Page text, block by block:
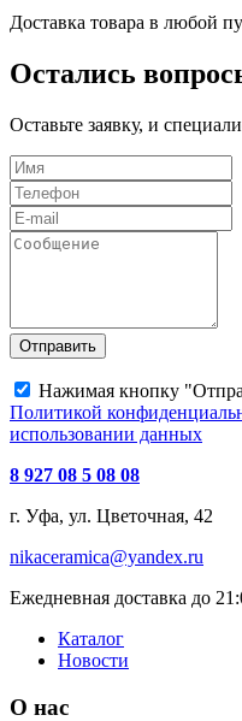
Доставка товара в любой
Остались
Оставьте заявку, и
Отправить
Нажимая кнопку
Политикой
использовании данных
8 927 08 5 08 08
г. Уфа, ул. Цветочная, 42
nikaceramica@yandex.ru
Ежедневная доставка до
Каталог
Новости
О нас